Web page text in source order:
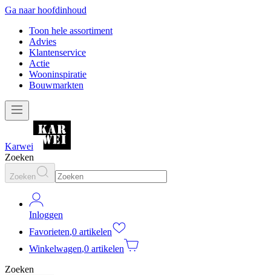
Ga naar hoofdinhoud
Toon hele assortiment
Advies
Klantenservice
Actie
Wooninspiratie
Bouwmarkten
Karwei
Zoeken
Zoeken
Inloggen
Favorieten,0 artikelen
Winkelwagen,0 artikelen
Zoeken